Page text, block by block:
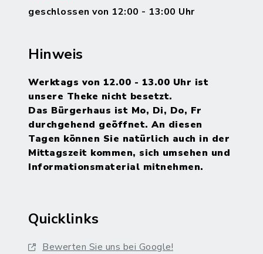
geschlossen von 12:00 - 13:00 Uhr
Hinweis
Werktags von 12.00 - 13.00 Uhr ist
unsere Theke nicht besetzt.
Das Bürgerhaus ist Mo, Di, Do, Fr
durchgehend geöffnet. An diesen
Tagen können Sie natürlich auch in der
Mittagszeit kommen, sich umsehen und
Informationsmaterial mitnehmen.
Quicklinks
Bewerten Sie uns bei Google!